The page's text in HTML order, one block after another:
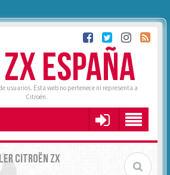
ESPAÑA
usuarios. Esta web no pertenece ni representa a
Citroën.
CITROËN ZX